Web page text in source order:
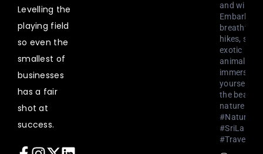
Levelling the
playing field
so even the
smallest of
businesses
has a fair
shot at
success.
and
Embark on
hikes, spot
exotic
animals,
immerse
yourself in
the beauty
nature.
#SriLanka
#Travel